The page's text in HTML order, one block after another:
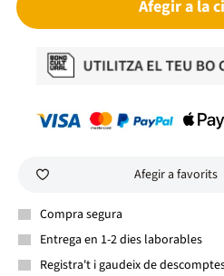
Afegir a la
Afegir a favorits
Compra segura
Entrega en 1-2 dies laborables
Registra't i gaudeix de